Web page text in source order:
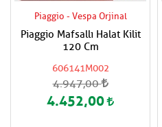
Piaggio - Vespa Orjinal
Piaggio Mafsallı Halat Kilit
120 Cm
606141M002
4.947,00
4.452,00